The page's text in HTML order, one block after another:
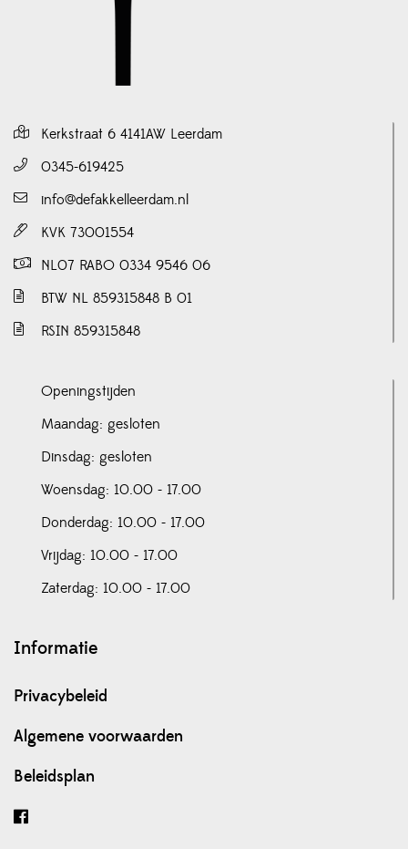
Kerkstraat 6 4141AW Leerdam
0345-619425
info@defakkelleerdam.nl
KVK 73001554
NL07 RABO 0334 9546 06
BTW NL 859315848 B 01
RSIN 859315848
Openingstijden
Maandag: gesloten
Dinsdag: gesloten
Woensdag: 10.00 - 17.00
Donderdag: 10.00 - 17.00
Vrijdag: 10.00 - 17.00
Zaterdag: 10.00 - 17.00
Informatie
Privacybeleid
Algemene voorwaarden
Beleidsplan